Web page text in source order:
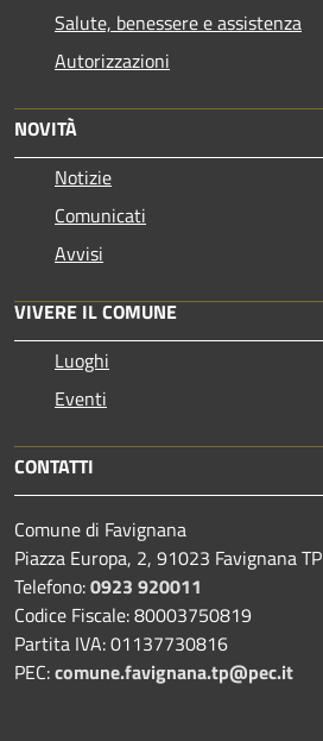
Salute, benessere e assistenza
Autorizzazioni
NOVITÀ
Notizie
Comunicati
Avvisi
VIVERE IL COMUNE
Luoghi
Eventi
CONTATTI
Comune di Favignana
Piazza Europa, 2, 91023 Favignana TP
Telefono:0923 920011
Codice Fiscale: 80003750819
Partita IVA: 01137730816
PEC:comune.favignana.tp@pec.it